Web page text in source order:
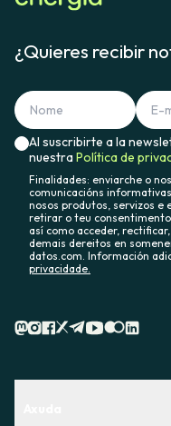
¿Quieres recibir
Al suscribirte a la
nuestraPolítica de
Finalidades: enviarche o
comunicacións
nosos produtos, servizos e
retirar o teu
así como acceder,
demais dereitos en
datos.com. Información
privacidade.